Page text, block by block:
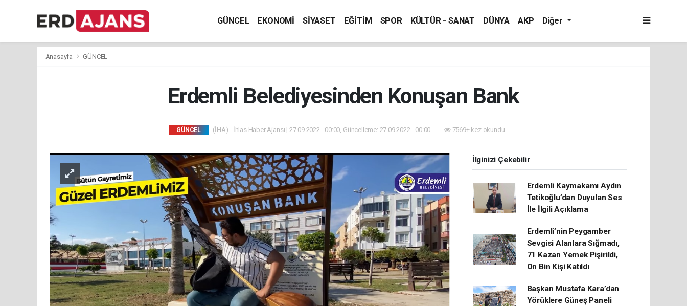
GÜNCEL EKONOMİ SİYASET EĞİTİM SPOR KÜLTÜR - SANAT DÜNYA AKP Diğer
Anasayfa GÜNCEL
Erdemli Belediyesinden Konuşan Bank
GÜNCEL (İHA) - İhlas Haber Ajansı | 27.09.2022 - 00:00, Güncelleme: 27.09.2022 - 00:00 7569+ kez okundu.
İlginizi Çekebilir
Erdemli Kaymakamı Aydın
Tetikoğlu’dan Duyulan Ses
İle İlgili Açıklama
Erdemli’nin Peygamber
Sevgisi Alanlara Sığmadı,
71 Kazan Yemek Pişirildi,
On Bin Kişi Katıldı
Başkan Mustafa Kara’dan
Yörüklere Güneş Paneli